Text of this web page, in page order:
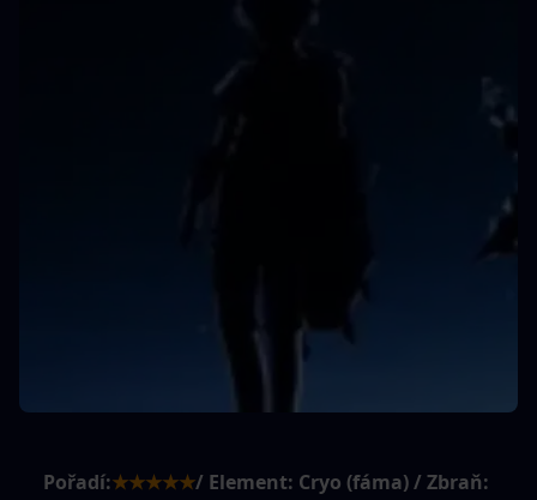
Pořadí:★★★★★/ Element: Cryo (fáma) / Zbraň: